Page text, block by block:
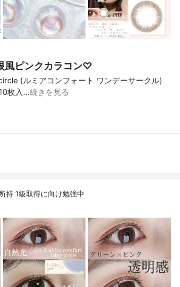
風ピンクカラコン♡
(ルミアコンフォート ワンデーサークル)
枚入…続きを見る
持 1級取得に向け勉強中